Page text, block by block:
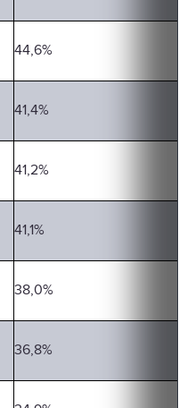
44,6%
41,4%
41,2%
41,1%
38,0%
36,8%